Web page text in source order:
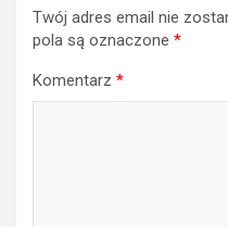
Twój adres email nie
pola są oznaczone *
Komentarz *